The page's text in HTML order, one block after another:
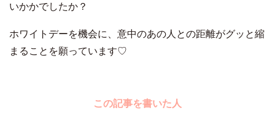
いかかでしたか？
ホワイトデーを機会に、意中のあの人との距離がグッと縮
まることを願っています♡
この記事を書いた人